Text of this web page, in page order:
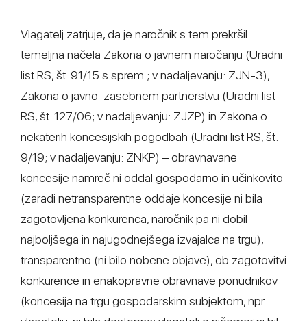
Vlagatelj zatrjuje, da je naročnik s tem prekršil
temeljna načela Zakona o javnem naročanju (Uradni
list RS, št. 91/15 s sprem.; v nadaljevanju: ZJN-3),
Zakona o javno-zasebnem partnerstvu (Uradni list
RS, št. 127/06; v nadaljevanju: ZJZP) in Zakona o
nekaterih koncesijskih pogodbah (Uradni list RS, št.
9/19; v nadaljevanju: ZNKP) – obravnavane
koncesije namreč ni oddal gospodarno in učinkovito
(zaradi netransparentne oddaje koncesije ni bila
zagotovljena konkurenca, naročnik pa ni dobil
najboljšega in najugodnejšega izvajalca na trgu),
transparentno (ni bilo nobene objave), ob zagotovitvi
konkurence in enakopravne obravnave ponudnikov
(koncesija na trgu gospodarskim subjektom, npr.